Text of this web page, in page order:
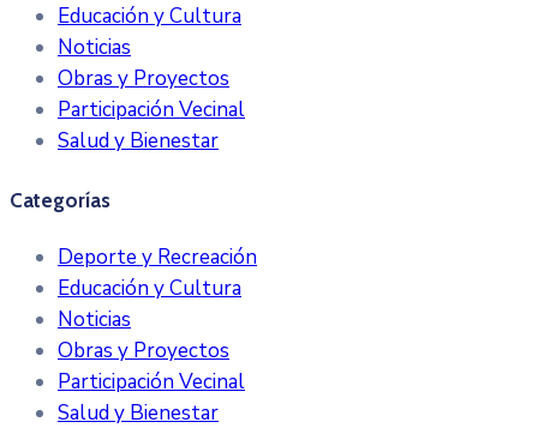
Educación y Cultura
Noticias
Obras y Proyectos
Participación Vecinal
Salud y Bienestar
Categorías
Deporte y Recreación
Educación y Cultura
Noticias
Obras y Proyectos
Participación Vecinal
Salud y Bienestar